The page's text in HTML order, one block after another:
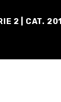
2 | CAT.